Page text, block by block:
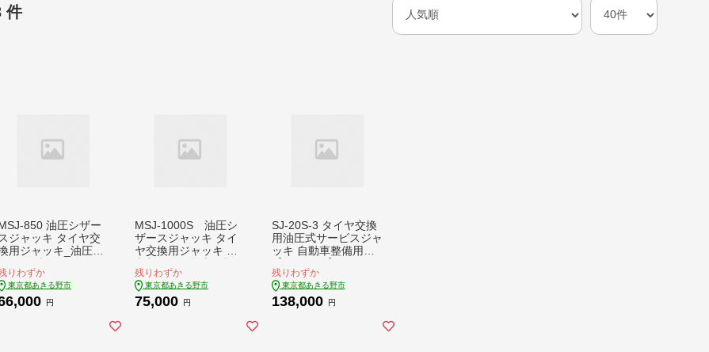
件
850 油圧シザー
ジャッキ タイヤ交
用ジャッキ_油圧ジ
ャッキ 油圧パンタ
ラフジャッキ パン
グラフジャッキ 油
りわずか
東京都あきる野市
円
MSJ-1000S 油圧シ
ザースジャッキ タイ
ヤ交換用ジャッキ 東
ジャッキ 油圧シザー
スジャッキ 油圧パン
タグラフジャッキ パ
残りわずか
東京都あきる野市
75,000 円
SJ-20S-3 タイヤ交換
用油圧式サービスジャ
ッキ 自動車整備用品
残りわずか
東京都あきる野市
138,000 円